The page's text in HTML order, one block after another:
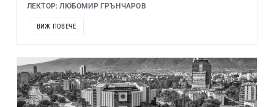
ЛЕКТОР: ЛЮБОМИР ГРЪНЧАРОВ
ВИЖ ПОВЕЧЕ